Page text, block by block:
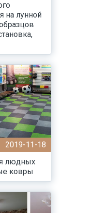
на лунной
2019-11-18
людных
ковры